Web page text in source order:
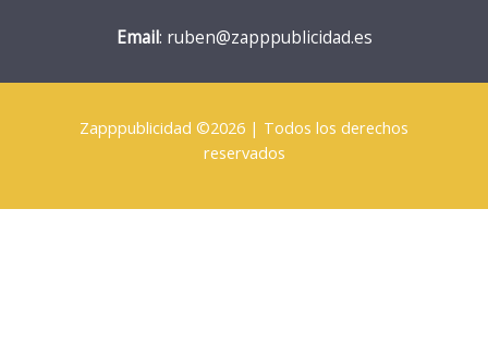
Email: ruben@zapppublicidad.es
Zapppublicidad ©2026 | Todos los derechos
reservados